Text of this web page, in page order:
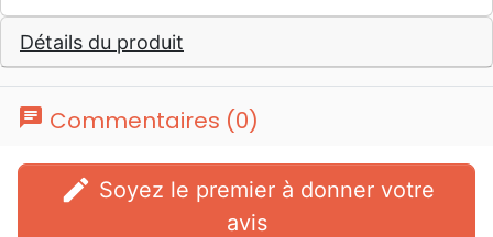
Détails du produit
chat Commentaires (0)
edit
avis